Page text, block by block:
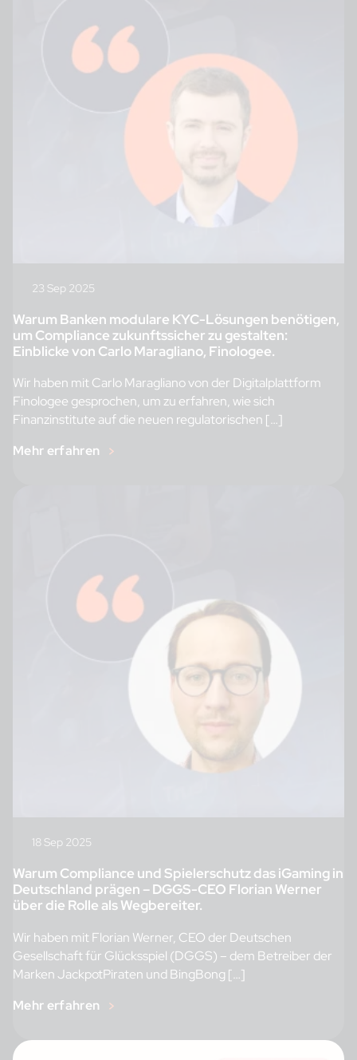
23 Sep 2025
Warum Banken modulare KYC-Lösungen benötigen,
um Compliance zukunftssicher zu gestalten:
Einblicke von Carlo Maragliano, Finologee.
Wir haben mit Carlo Maragliano von der Digitalplattform
Finologee gesprochen, um zu erfahren, wie sich
Finanzinstitute auf die neuen regulatorischen […]
Mehr erfahren
18 Sep 2025
Warum Compliance und Spielerschutz das iGaming in
Deutschland prägen – DGGS-CEO Florian Werner
über die Rolle als Wegbereiter.
Wir haben mit Florian Werner, CEO der Deutschen
Gesellschaft für Glücksspiel (DGGS) – dem Betreiber der
Marken JackpotPiraten und BingBong […]
Mehr erfahren